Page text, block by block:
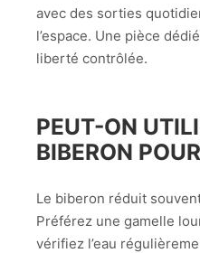
avec des sorties
l’espace. Une pièce
liberté contrôlée.
PEUT-ON
BIBERON
Le biberon réduit
Préférez une gamelle
vérifiez l’eau